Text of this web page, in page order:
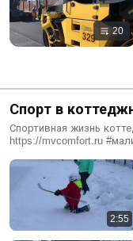
20
Спорт в
вечера"
Спортивная жизнь
https://mvcomfort.ru
2:55